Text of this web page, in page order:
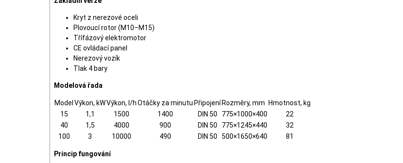
Kryt z nerezové oceli
Plovoucí rotor (M10–M15)
Třífázový elektromotor
CE ovládací panel
Nerezový vozík
Tlak 4 bary
Modelová řada
Model Výkon, kWVýkon, l/hOtáčky za minutu Připojení Rozměry, mm
Hmotnost, kg
15
1,1 1500 1400 DIN 50 775×1000×400
22
40
1,5 4000 900 DIN 50 775×1245×440
32
100
3 10000 490 DIN 50 500×1650×640 81
Princip fungování